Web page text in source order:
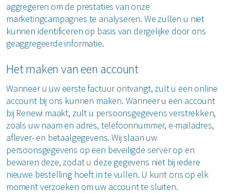
aggregeren om de prestaties van onze
marketingcampagnes te analyseren. We zullen u niet
kunnen identificeren op basis van dergelijke door ons
geaggregeerde informatie.
Het maken van een account
Wanneer u uw eerste factuur ontvangt, zult u een online
account bij ons kunnen maken. Wanneer u een account
bij Renewi maakt, zult u persoonsgegevens verstrekken,
zoals uw naam en adres, telefoonnummer, e-mailadres,
aflever- en betaalgegevens. Wij slaan uw
persoonsgegevens op een beveiligde server op en
bewaren deze, zodat u deze gegevens niet bij iedere
nieuwe bestelling hoeft in te vullen. U kunt ons op elk
moment verzoeken om uw account te sluiten.